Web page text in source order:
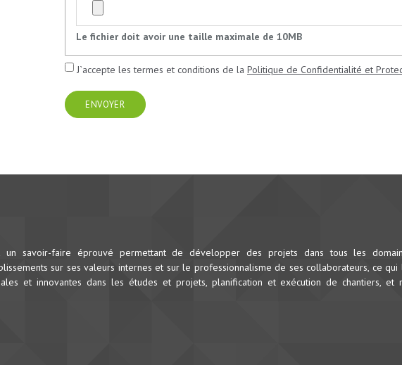
Le fichier doit avoir une taille maximale de 10MB
J`accepte les termes et conditions de la Politique de Confidentialité et
ENVOYER
un savoir-faire éprouvé permettant de développer des projets dans tous les
sur ses valeurs internes et sur le professionnalisme de ses collaborateurs, ce
et innovantes dans les études et projets, planification et exécution de chantiers, et